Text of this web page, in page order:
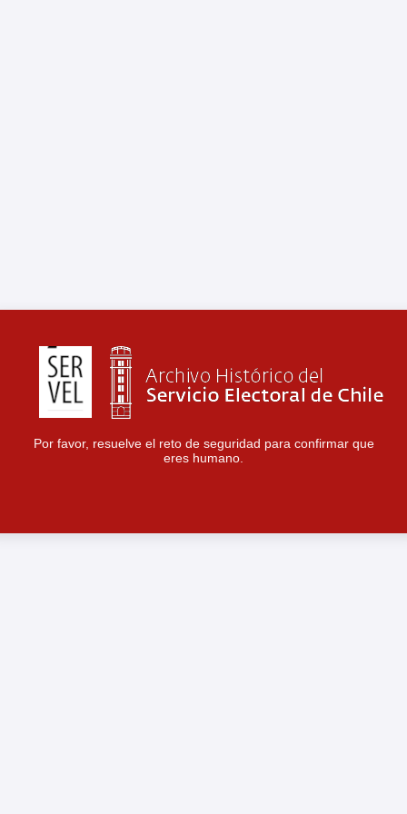
Por favor, resuelve el reto de seguridad para confirmar que
eres humano.